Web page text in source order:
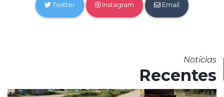
Twitter Instagram Email
Notícias
Recentes